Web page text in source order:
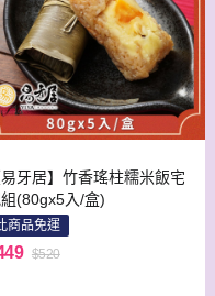
易牙居】竹香瑤柱糯米飯宅
(80gx5入/盒)
商品免運
$520